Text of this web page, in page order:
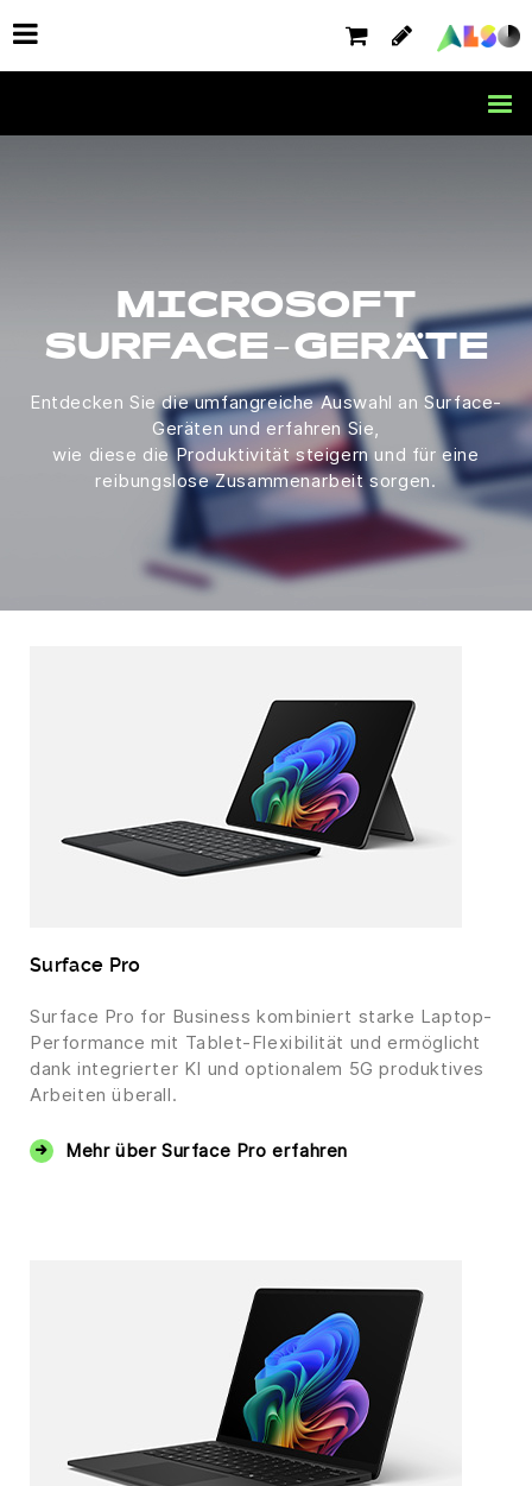
MICROSOFT
SURFACE-GERÄTE
Entdecken Sie die umfangreiche Auswahl an Surface-
Geräten und erfahren Sie,
wie diese die Produktivität steigern und für eine
reibungslose Zusammenarbeit sorgen.
Surface Pro
Surface Pro for Business kombiniert starke Laptop-
Performance mit Tablet-Flexibilität und ermöglicht
dank integrierter KI und optionalem 5G produktives
Arbeiten überall.
Mehr über Surface Pro erfahren